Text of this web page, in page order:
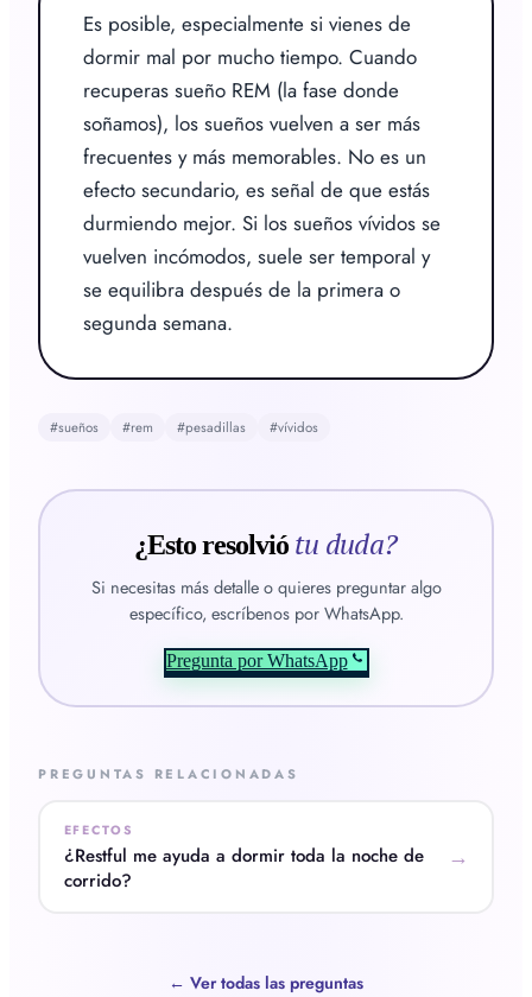
Es posible, especialmente si vienes de
dormir mal por mucho tiempo. Cuando
recuperas sueño REM (la fase donde
soñamos), los sueños vuelven a ser más
frecuentes y más memorables. No es un
efecto secundario, es señal de que estás
durmiendo mejor. Si los sueños vívidos se
vuelven incómodos, suele ser temporal y
se equilibra después de la primera o
segunda semana.
#sueños #rem #pesadillas #vívidos
¿Esto resolvió tu duda?
Si necesitas más detalle o quieres preguntar algo
específico, escríbenos por WhatsApp.
Pregunta por WhatsApp
PREGUNTAS RELACIONADAS
EFECTOS
¿Restful me ayuda a dormir toda la noche de
corrido?
→
← Ver todas las preguntas